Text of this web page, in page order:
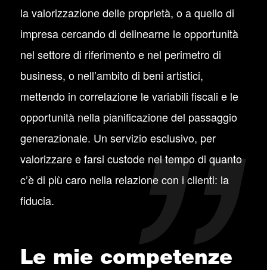
la valorizzazione delle proprietà, o a quello di
impresa cercando di delinearne le opportunità
nel settore di riferimento e nel perimetro di
business, o nell’ambito di beni artistici,
mettendo in correlazione le variabili fiscali e le
opportunità nella pianificazione del passaggio
generazionale. Un servizio esclusivo, per
valorizzare e farsi custode nel tempo di quanto
c’è di più caro nella relazione con i clienti: la
fiducia.
Le mie competenze